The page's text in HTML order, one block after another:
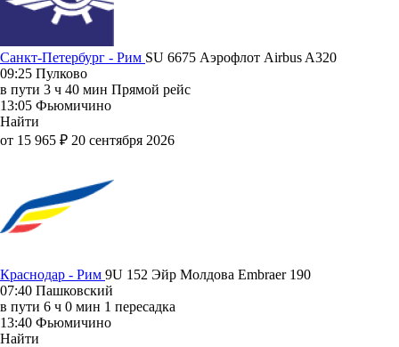
Санкт-Петербург - Рим SU 6675 Аэрофлот Airbus A320
09:25 Пулково
в пути 3 ч 40 мин Прямой рейс
13:05 Фьюмичино
Найти
от 15 965 ₽ 20 сентября 2026
Краснодар - Рим 9U 152 Эйр Молдова Embraer 190
07:40 Пашковский
в пути 6 ч 0 мин 1 пересадка
13:40 Фьюмичино
Найти